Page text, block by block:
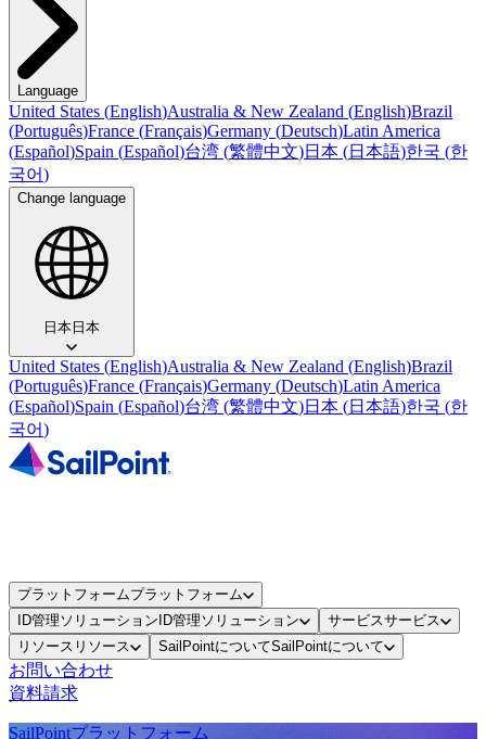
Language
United States (English)Australia & New Zealand (English)Brazil
(Português)France (Français)Germany (Deutsch)Latin America
(Español)Spain (Español)台湾 (繁體中文)日本 (日本語)한국 (한
국어)
Change language
日本日本
United States (English)Australia & New Zealand (English)Brazil
(Português)France (Français)Germany (Deutsch)Latin America
(Español)Spain (Español)台湾 (繁體中文)日本 (日本語)한국 (한
국어)
プラットフォームプラットフォーム
ID管理ソリューション ID管理ソリューション サービスサービス
リソース リソース SailPointについてSailPointについて
お問い合わせ
資料請求
SailPointプラットフォーム